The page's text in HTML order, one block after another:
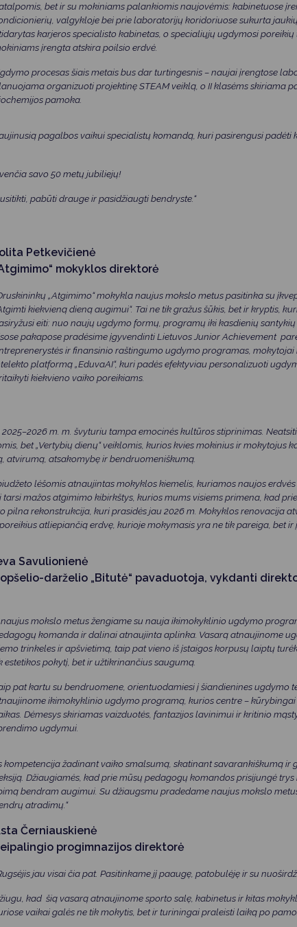
bet ir su mokiniams palankiomis naujovėmis: kabinetuose
valgykloje bei prie laboratorijų koridoriuose sukurta
karjeros specialisto kabinetas, o specialiųjų ugdymosi poreikių
įrengta atskira poilsio erdvė.
procesas šiais metais bus dar turtingesnis – naujai įrengtose
organizuoti projektinę STEAM veiklą, o II klasėms skiriama
pamoka.
pagalbos vaikui specialistų komandą, kuri pasirengusi padėti
savo 50 metų jubiliejų!
pabūti drauge ir pasidžiaugti bendryste.“
Petkevičienė
mokyklos direktorė
„Atgimimo“ mokykla naujus mokslo metus pasitinka su
kiekvieną dieną augimui“. Tai ne tik gražus šūkis, bet ir kryptis,
eiti: nuo naujų ugdymo formų, programų iki kasdienių santykių
pakapose pradėsime įgyvendinti Lietuvos Junior Achievement
ir finansinio raštingumo ugdymo programas, mokytojai
platformą „EduvaAI“, kuri padės efektyviau personalizuoti
kiekvieno vaiko poreikiams.
m. m. švyturiu tampa emocinės kultūros stiprinimas.
bet „Vertybių dienų“ veiklomis, kurios kvies mokinius ir mokytojus
atvirumą, atsakomybę ir bendruomeniškumą.
lėšomis atnaujintas mokyklos kiemelis, kuriamos naujos
tarsi mažos atgimimo kibirkštys, kurios mums visiems primena, kad
pilna rekonstrukcija, kuri prasidės jau 2026 m. Mokyklos renovacija
atliepiančią erdvę, kurioje mokymasis yra ne tik pareiga, bet ir
Savulionienė
darželio „Bitutė“ pavaduotoja, vykdanti
naujus mokslo metus žengiame su nauja ikimokyklinio ugdymo
komanda ir dalinai atnaujinta aplinka. Vasarą atnaujinome
trinkeles ir apšvietimą, taip pat vieno iš įstaigos korpusų laiptų
estetikos pokytį, bet ir užtikrinančius saugumą.
pat kartu su bendruomene, orientuodamiesi į šiandienines ugdymo
ikimokyklinio ugdymo programą, kurios centre –
Dėmesys skiriamas vaizduotės, fantazijos lavinimui ir kritinio
ugdymui.
kompetencija žadinant vaiko smalsumą, skatinant savarankiškumą ir
Džiaugiamės, kad prie mūsų pedagogų komandos prisijungė
bendram augimui. Su džiaugsmu pradedame naujus mokslo
atradimų.“
Černiauskienė
progimnazijos direktorė
jau visai čia pat. Pasitinkame jį paaugę, patobulėję ir su
kad šią vasarą atnaujinome sporto salę, kabinetus ir kitas
vaikai galės ne tik mokytis, bet ir turiningai praleisti laiką po